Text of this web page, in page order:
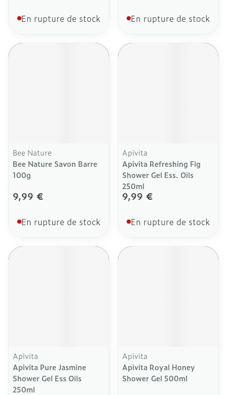
En rupture de stock En rupture de stock
Bee Nature
Bee Nature Savon Barre
100g
9,99 €
En rupture de stock
Apivita
Apivita Refreshing Fig
Shower Gel Ess. Oils
250ml
9,99 €
En rupture de stock
Apivita
Apivita Pure Jasmine
Shower Gel Ess Oils
250ml
Apivita
Apivita Royal Honey
Shower Gel 500ml